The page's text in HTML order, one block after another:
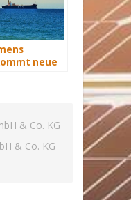
neue
& Co. KG
& Co. KG